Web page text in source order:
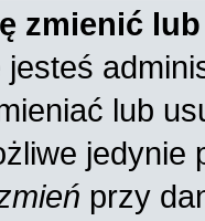
zmienić
jesteś
lub
jedynie
przy